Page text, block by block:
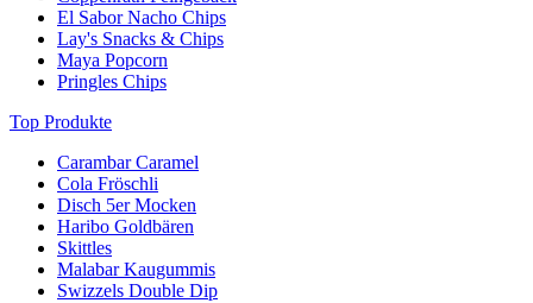
El Sabor Nacho Chips
Lay's Snacks & Chips
Maya Popcorn
Pringles Chips
Top Produkte
Carambar Caramel
Cola Fröschli
Disch 5er Mocken
Haribo Goldbären
Skittles
Malabar Kaugummis
Swizzels Double Dip